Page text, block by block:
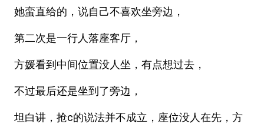
她蛮直给的，说自己不喜欢坐旁边，
第二次是一行人落座客厅，
方媛看到中间位置没人坐，有点想过去，
不过最后还是坐到了旁边，
坦白讲，抢c的说法并不成立，座位没人在先，方